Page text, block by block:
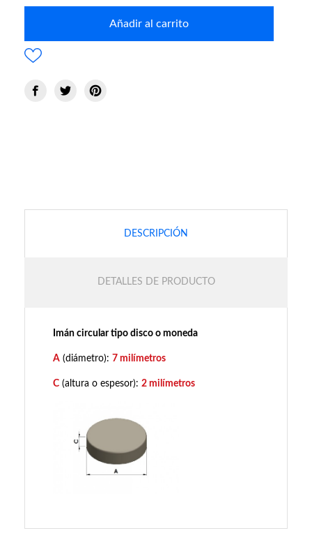
Añadir al carrito
DESCRIPCIÓN
DETALLES DE PRODUCTO
Imán circular tipo disco o moneda
A (diámetro): 7 milímetros
C (altura o espesor): 2 milímetros